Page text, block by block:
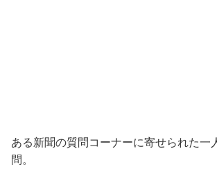
ある新聞の質問コーナーに寄せられた一
問。